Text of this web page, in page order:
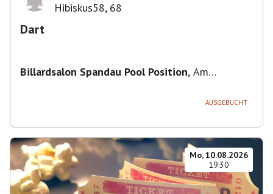
Hibiskus58, 68
Dart
Billardsalon Spandau Pool Position, Am
AUSGEBUCHT
Mo, 10.08.2026
19:30